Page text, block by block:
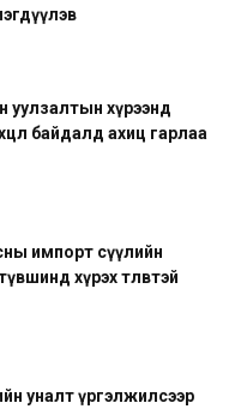
уулзалтын хүрээнд
байдалд ахиц гарлаа
импорт сүүлийн
хүрэх төлөвтэй
уналт үргэлжилсээр